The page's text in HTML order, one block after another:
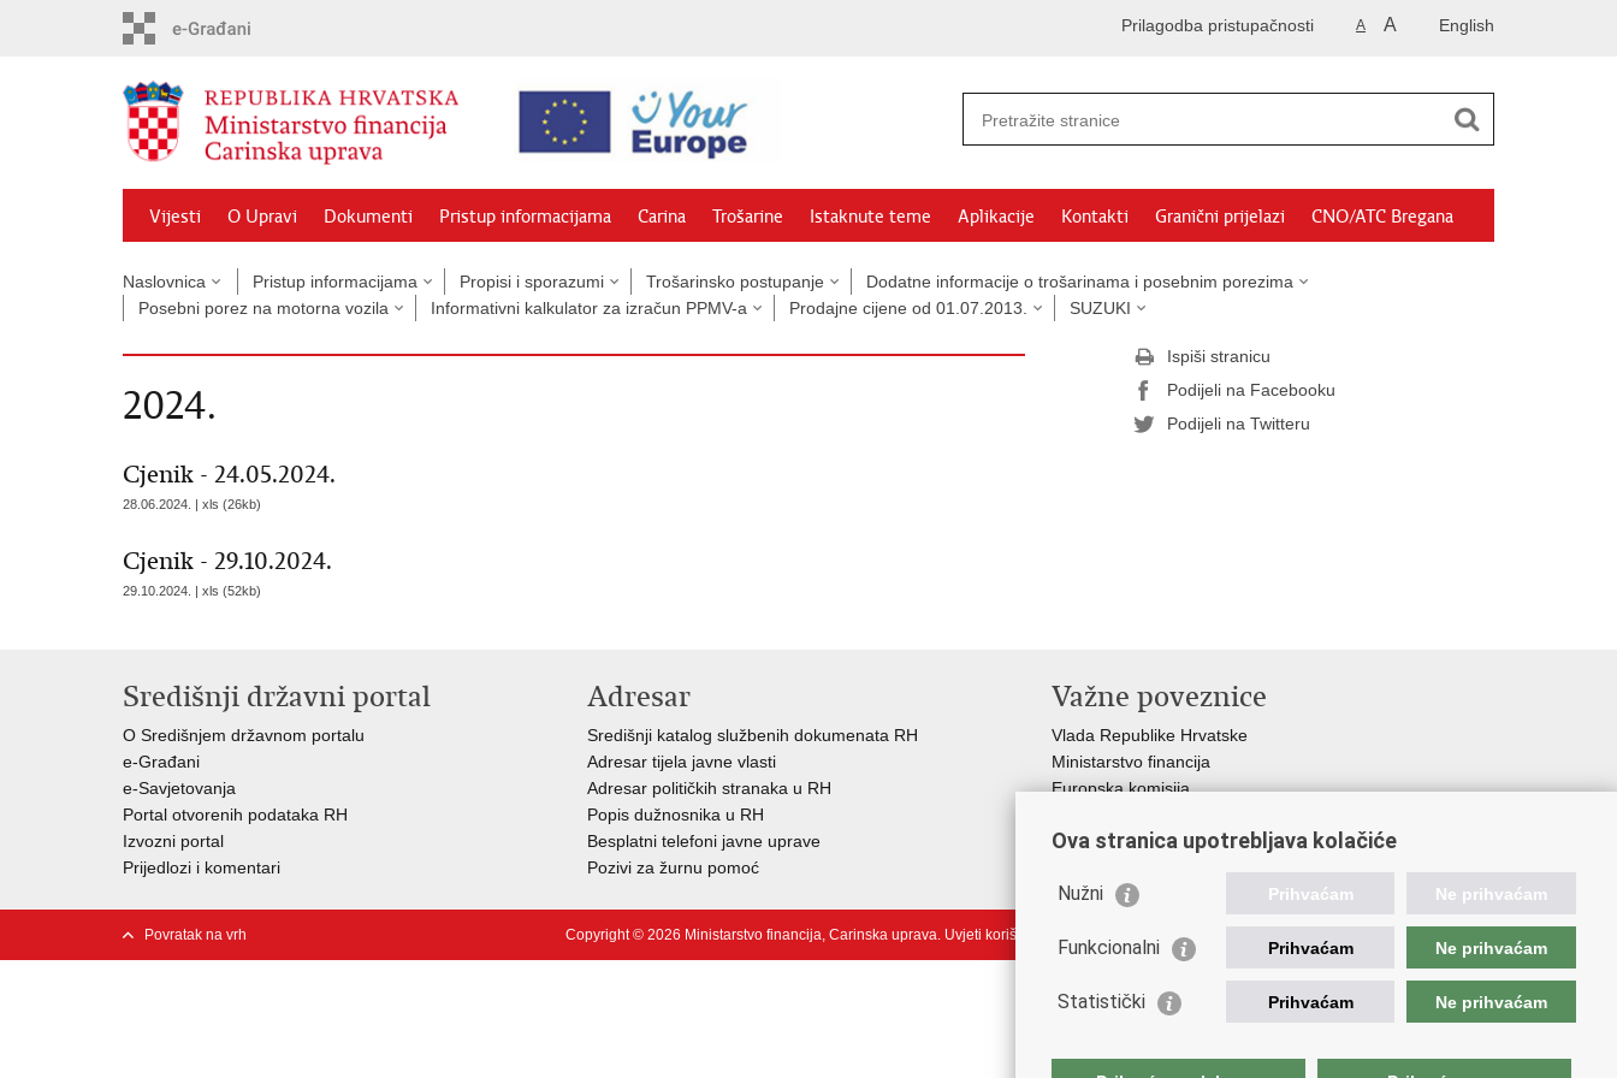
English
A A
Prilagodba pristupačnosti
Vijesti O Upravi Dokumenti Pristup informacijama Carina Trošarine Istaknute teme Aplikacije Kontakti Granični prijelazi CNO/ATC Bregana
Naslovnica Pristup informacijama Propisi i sporazumi Trošarinsko postupanje
Dodatne informacije o trošarinama i posebnim porezima
Posebni porez na motorna vozila
Informativni kalkulator za izračun PPMV-a Prodajne cijene od 01.07.2013. SUZUKI
2024.
Cjenik - 24.05.2024.
28.06.2024. | xls (26kb)
Cjenik - 29.10.2024.
29.10.2024. | xls (52kb)
Ispiši stranicu
Podijeli na Facebooku
Podijeli na Twitteru
Središnji državni portal
O Središnjem državnom portalu
e-Građani
e-Savjetovanja
Portal otvorenih podataka RH
Izvozni portal
Prijedlozi i komentari
Adresar
Središnji katalog službenih dokumenata RH
Adresar tijela javne vlasti
Adresar političkih stranaka u RH
Popis dužnosnika u RH
Besplatni telefoni javne uprave
Pozivi za žurnu pomoć
Važne poveznice
Vlada Republike Hrvatske
Ministarstvo financija
Europska komisija
Taxation and Customs Union
Povratak na vrh Copyright © 2026 Ministarstvo financija, Carinska uprava. Uvjeti korištenja
Ova stranica upotrebljava kolačiće
Nužni Prihvaćam Ne prihvaćam
Funkcionalni Prihvaćam Ne prihvaćam
Statistički Prihvaćam Ne prihvaćam